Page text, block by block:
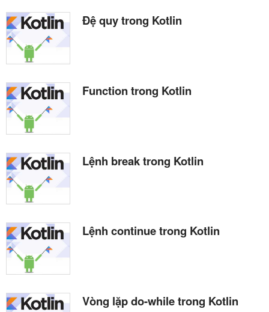
Đệ quy trong Kotlin
Function trong Kotlin
Lệnh break trong Kotlin
Lệnh continue trong Kotlin
Vòng lặp do-while trong Kotlin